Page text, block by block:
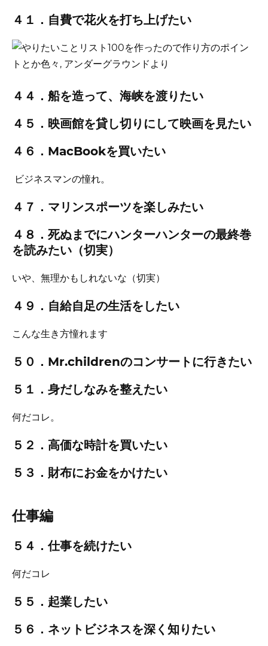
４１．自費で花火を打ち上げたい
４４．船を造って、海峡を渡りたい
４５．映画館を貸し切りにして映画を見たい
４６．MacBookを買いたい
ビジネスマンの憧れ。
４７．マリンスポーツを楽しみたい
４８．死ぬまでにハンターハンターの最終巻
を読みたい（切実）
いや、無理かもしれないな（切実）
４９．自給自足の生活をしたい
こんな生き方憧れます
５０．Mr.childrenのコンサートに行きたい
５１．身だしなみを整えたい
何だコレ。
５２．高価な時計を買いたい
５３．財布にお金をかけたい
仕事編
５４．仕事を続けたい
何だコレ
５５．起業したい
５６．ネットビジネスを深く知りたい